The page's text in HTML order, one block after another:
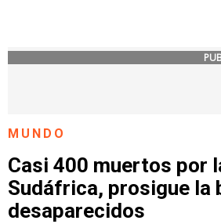
MUNDO
Casi 400 muertos por
Sudáfrica, prosigue la
desaparecidos